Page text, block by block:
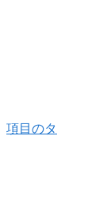
項目のタ